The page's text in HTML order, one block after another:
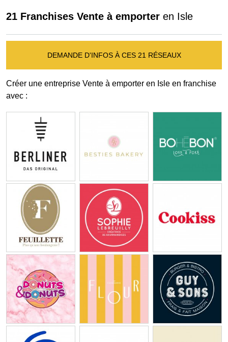
21 Franchises Vente à emporter en Isle
DEMANDE D'INFOS À CES 21 RÉSEAUX
Créer une entreprise Vente à emporter en Isle en franchise
avec :